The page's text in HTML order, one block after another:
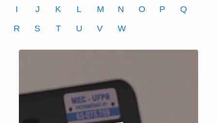
I
J K L M N O P
Q
R
S T U V W